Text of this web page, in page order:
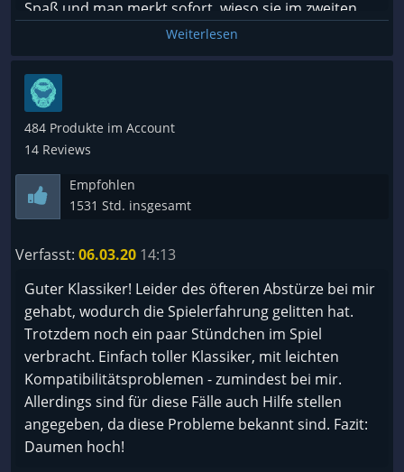
---[Schwierigkeitsgrad]---
[ ] Einfach
[x] Normal
[ ] Schwer
[ ] Sehr Schwer
[ ] Extrem
---[Story]---
[ ] Nicht vorhanden
[x] Durchschnitt
[ ] Gut
[ ] Sehr Gut
[ ] Literatur Nobelpreis
---[Spieldauer]---
[ ] Frühstückspause
[ ] Kurz (5>)
[x] Durchschnitt (15>)
Spaß und man merkt sofort, wieso sie im zweiten
Teil Dinge anpassten.Weiterlesen
484 Produkte im Account
14 Reviews
Empfohlen
1531 Std. insgesamt
Verfasst: 06.03.20 14:13
Guter Klassiker! Leider des öfteren Abstürze bei mir
gehabt, wodurch die Spielerfahrung gelitten hat.
Trotzdem noch ein paar Stündchen im Spiel
verbracht. Einfach toller Klassiker, mit leichten
Kompatibilitätsproblemen - zumindest bei mir.
Allerdings sind für diese Fälle auch Hilfe stellen
angegeben, da diese Probleme bekannt sind. Fazit:
Daumen hoch!